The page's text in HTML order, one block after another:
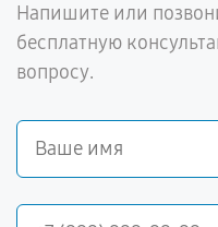
Напишите или
бесплатную
вопросу.